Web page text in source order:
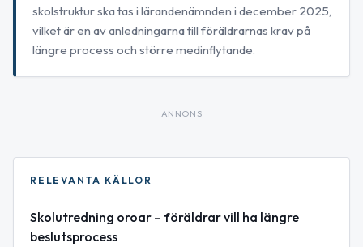
skolstruktur ska tas i lärandenämnden i december 2025,
vilket är en av anledningarna till föräldrarnas krav på
längre process och större medinflytande.
ANNONS
RELEVANTA KÄLLOR
Skolutredning oroar – föräldrar vill ha längre
beslutsprocess